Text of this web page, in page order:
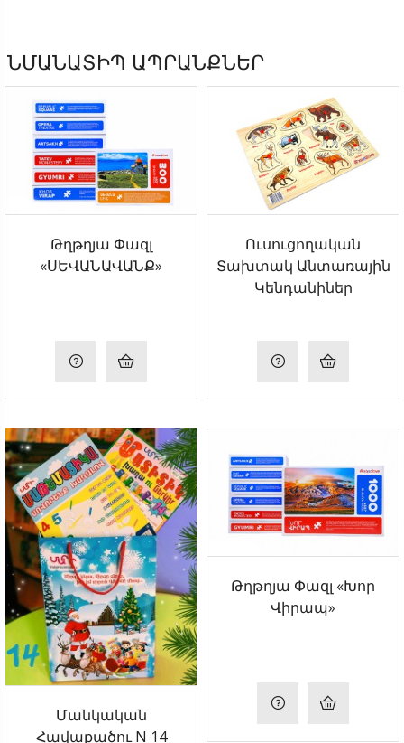
ՆՄԱՆԱՏԻՊ ԱՊՐԱՆՔՆԵՐ
Թղթղյա Փազլ
«ՍԵՎԱՆԱՎԱՆՔ»
Ուսուցողական
Տախտակ Անտառային
Կենդանիներ
Մանկական
Հավաքածու N 14
Թղթղյա Փազլ «Խոր
Վիրապ»